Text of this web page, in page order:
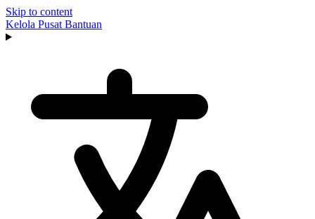
Skip to content
Kelola Pusat Bantuan